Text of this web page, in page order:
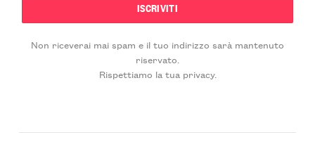
Non riceverai mai spam e il tuo indirizzo sarà mantenuto
riservato.
Rispettiamo la tua privacy.